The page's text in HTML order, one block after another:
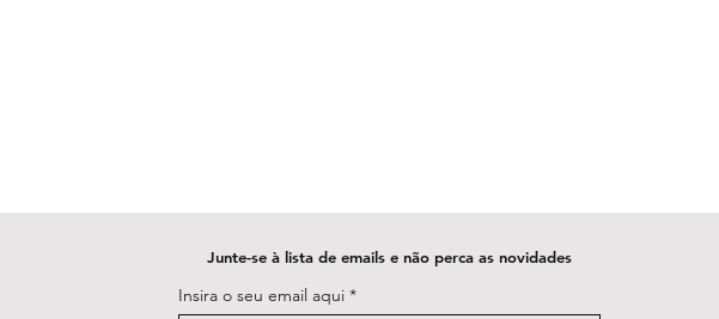
Junte-se à lista de emails e não perca as novidades
Insira o seu email aqui